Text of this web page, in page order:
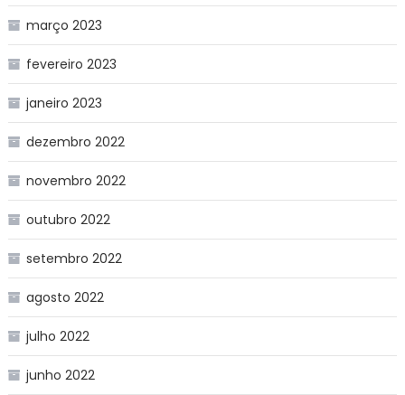
março 2023
fevereiro 2023
janeiro 2023
dezembro 2022
novembro 2022
outubro 2022
setembro 2022
agosto 2022
julho 2022
junho 2022